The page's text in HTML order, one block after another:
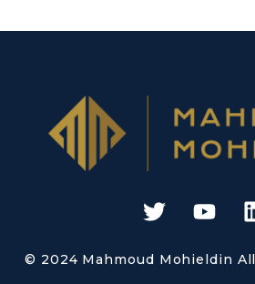
© 2024 Mahmoud Mohieldin